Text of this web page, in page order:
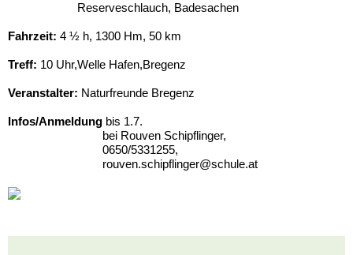
Reserveschlauch, Badesachen
Fahrzeit: 4 ½ h, 1300 Hm, 50 km
Treff: 10 Uhr,Welle Hafen,Bregenz
Veranstalter: Naturfreunde Bregenz
Infos/Anmeldung bis 1.7.
bei Rouven Schipflinger,
0650/5331255,
rouven.schipflinger@schule.at